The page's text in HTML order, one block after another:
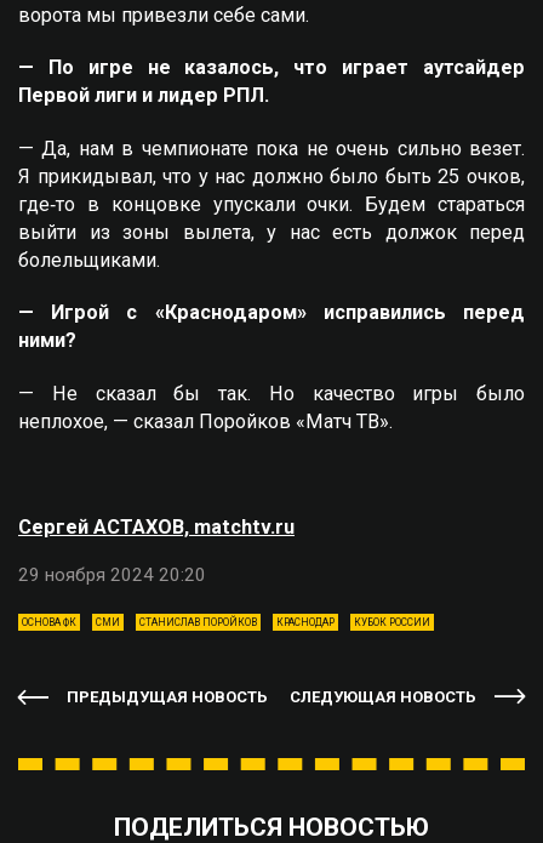
ворота мы привезли себе сами.
— По игре не казалось, что играет аутсайдер
Первой лиги и лидер РПЛ.
— Да, нам в чемпионате пока не очень сильно везет.
Я прикидывал, что у нас должно было быть 25 очков,
где‑то в концовке упускали очки. Будем стараться
выйти из зоны вылета, у нас есть должок перед
болельщиками.
— Игрой с «Краснодаром» исправились перед
ними?
— Не сказал бы так. Но качество игры было
неплохое, — сказал Поройков «Матч ТВ».
Сергей АСТАХОВ, matchtv.ru
29 ноября 2024 20:20
ОСНОВА ФК СМИ СТАНИСЛАВ ПОРОЙКОВ КРАСНОДАР КУБОК РОССИИ
ПРЕДЫДУЩАЯ НОВОСТЬ СЛЕДУЮЩАЯ НОВОСТЬ
ПОДЕЛИТЬСЯ НОВОСТЬЮ